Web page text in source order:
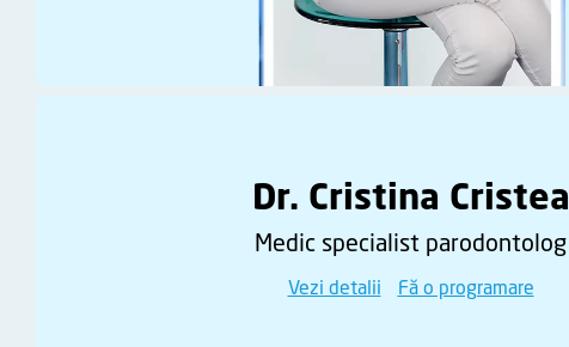
Dr. Cristina Cristea
Medic specialist parodontolog
Vezi detalii Fă o programare